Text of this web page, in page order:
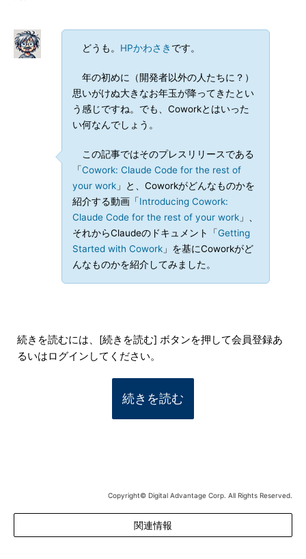
どうも。 HPかわさき です。
年の初めに（開発者以外の人たちに？）
思いがけぬ大きなお年玉が降ってきたとい
う感じですね。でも、Coworkとはいった
い何なんでしょう。
この記事ではそのプレスリリースである
「Cowork: Claude Code for the rest of
your work 」と、Coworkがどんなものかを
紹介する動画「Introducing Cowork:
Claude Code for the rest of your work 」、
それからClaudeのドキュメント「Getting
Started with Cowork 」を基にCoworkがど
んなものかを紹介してみました。
続きを読むには、[続きを読む] ボタンを押して会員登録あ
るいはログインしてください。
続きを読む
Copyright© Digital Advantage Corp. All Rights Reserved.
関連情報